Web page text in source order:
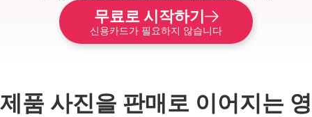
무료로 시작하기
신용카드가 필요하지 않습니다
제품 사진을 판매로 이어지는 영